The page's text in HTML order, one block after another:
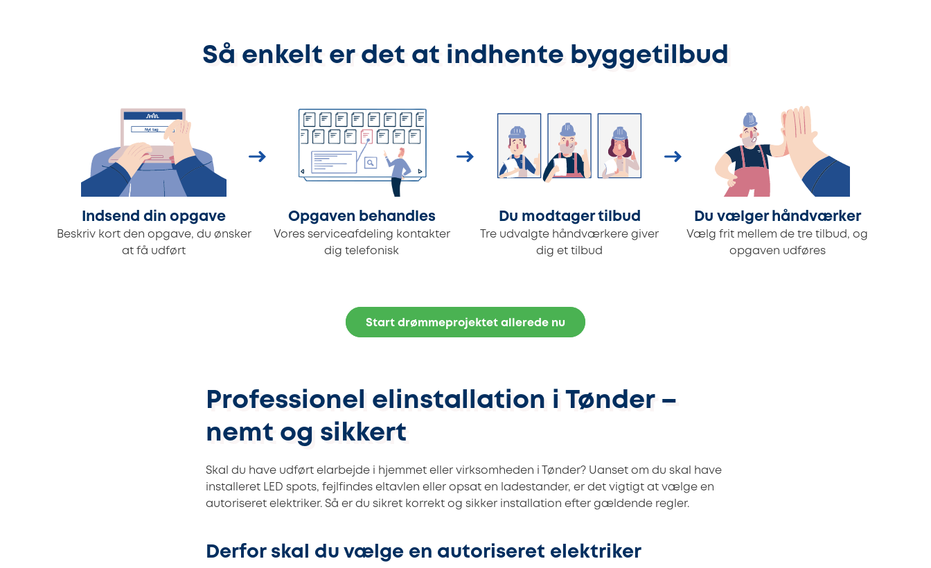
Så enkelt er det at indhente byggetilbud
Indsend din opgave
Beskriv kort den opgave, du ønsker
at få udført
Opgaven behandles
Vores serviceafdeling kontakter
dig telefonisk
Du modtager tilbud
Tre udvalgte håndværkere giver
dig et tilbud
Du vælger håndværker
Vælg frit mellem de tre tilbud, og
opgaven udføres
Start drømmeprojektet allerede nu
Professionel elinstallation i Tønder –
nemt og sikkert
Skal du have udført elarbejde i hjemmet eller virksomheden i Tønder? Uanset om du skal have
installeret LED spots, fejlfindes eltavlen eller opsat en ladestander, er det vigtigt at vælge en
autoriseret elektriker. Så er du sikret korrekt og sikker installation efter gældende regler.
Derfor skal du vælge en autoriseret elektriker